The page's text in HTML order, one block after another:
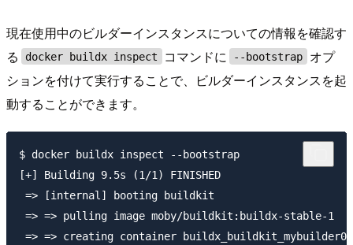
現在使用中のビルダーインスタンスについての情報を確認す
る
docker buildx inspect コマンドに --bootstrap
オプ
ションを付けて実行することで、ビルダーインスタンスを起
動することができます。
$ docker buildx inspect --bootstrap
[+] Building 9.5s (1/1) FINISHED
=> [internal] booting buildkit
=> => pulling image moby/
=> => creating container